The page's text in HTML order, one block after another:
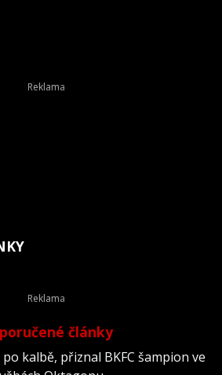
články
kalbě, přiznal BKFC šampion ve